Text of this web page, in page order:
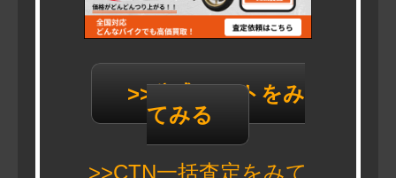
>>公式サイトをみ
てみる
>>CTN一括査定をみて